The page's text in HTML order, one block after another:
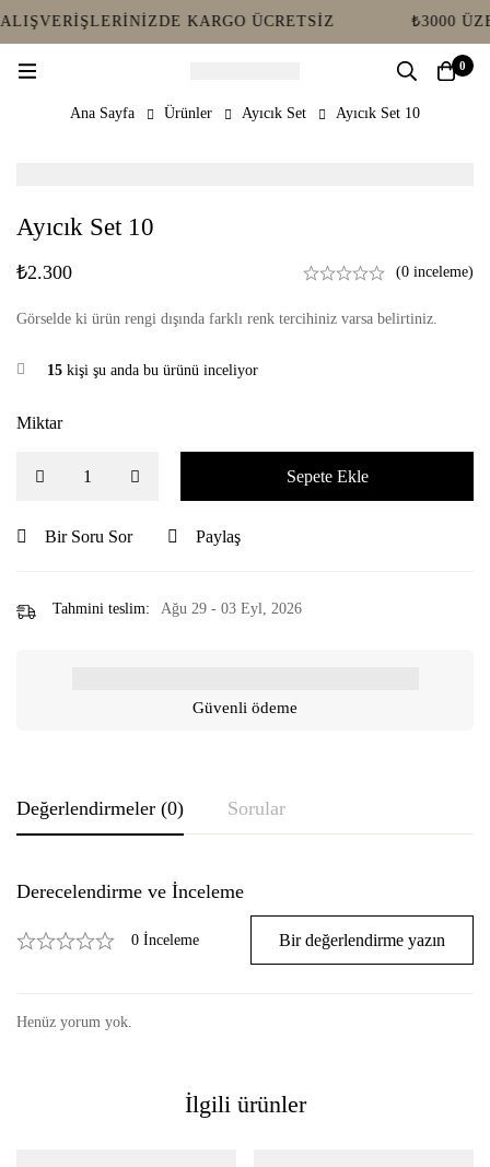
KARGO ÜCRETSIZ ₺3000
0
Ana Sayfa Ürünler Ayıcık Set Ayıcık Set 10
Ayıcık Set 10
₺2.300 (0 inceleme)
Görselde ki ürün rengi dışında farklı renk tercihiniz varsa belirtiniz.
15 kişi şu anda bu ürünü inceliyor
Miktar
Sepete Ekle
Bir Soru Sor Paylaş
Tahmini teslim: Ağu 29 - 03 Eyl, 2026
Güvenli ödeme
Değerlendirmeler (0) Sorular
Derecelendirme ve İnceleme
0 İnceleme Bir değerlendirme yazın
Henüz yorum yok.
İlgili ürünler